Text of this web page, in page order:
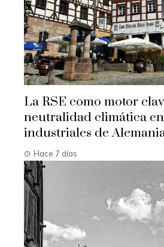
La RSE como motor
neutralidad climática
industriales de
Hace 7 días